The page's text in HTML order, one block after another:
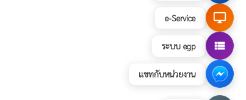
e-Service desktop_windows
ระบบ egp view_list
แชทกับหน่วยงาน